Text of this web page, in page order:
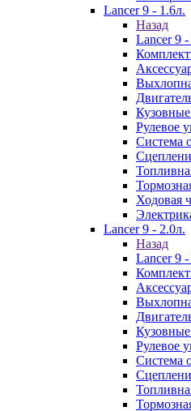
Lancer 9 - 1.6л.
Назад
Lancer 9 -
Кузовные
Рулевое
Система
Ходовая
Lancer 9 - 2.0л.
Назад
Lancer 9 -
Кузовные
Рулевое
Система